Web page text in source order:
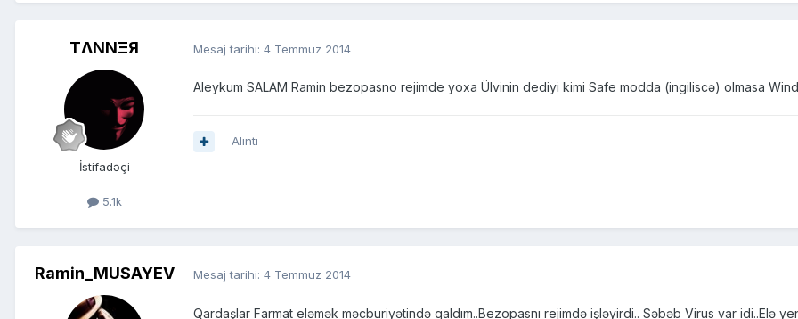
TΛNNΞЯ
İstifadəçi
5.1k
Mesaj tarihi: 4 Temmuz 2014
Aleykum SALAM Ramin bezopasno rejimde yoxa Ülvinin dediyi kimi Safe modda (ingiliscə) olmasa
Alıntı
Ramin_MUSAYEV Mesaj tarihi: 4 Temmuz 2014
Qardaşlar Farmat eləmək məcburiyətində qaldım..Bezopasnı rejimdə işləyirdi.. Səbəb Virus var idi..Elə